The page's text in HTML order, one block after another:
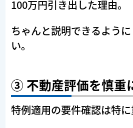
100万円引き出した理由。
ちゃんと説明できるよう
い。
③ 不動産評価を慎重
特例適用の要件確認は特に